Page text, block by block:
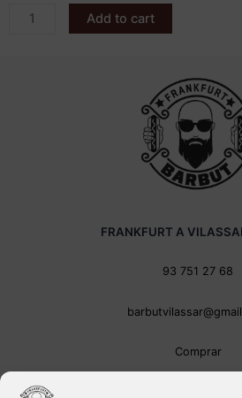
Add to cart
FRANKFURT A
93 751 27 68
Comprar